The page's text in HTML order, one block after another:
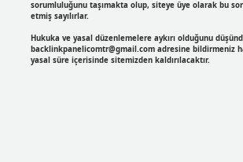
sorumluluğunu taşımakta olup, siteye üye olarak bu
etmiş sayılırlar.
Hukuka ve yasal düzenlemelere aykırı olduğunu
backlinkpanelicomtr@gmail.comadresine bildirmeniz
yasal süre içerisinde sitemizden kaldırılacaktır.